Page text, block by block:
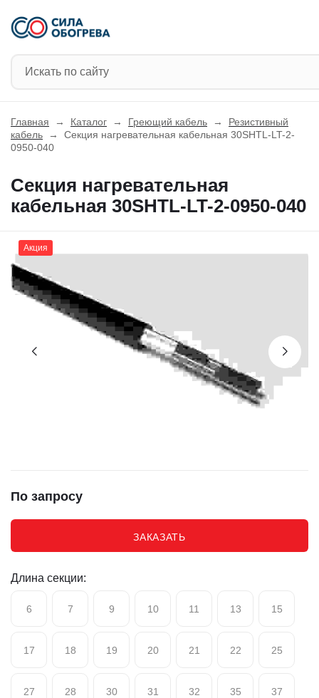
Главная → Каталог → Греющий кабель →
Резистивный
кабель
→
Секция нагревательная кабельная 30SHTL-LT-2-
0950-040
Секция нагревательная
кабельная 30SHTL-LT-2-0950-040
Акция
По запросу
ЗАКАЗАТЬ
Длина секции:
6 7 9 10 11 13 15
17 18 19 20 21 22 25
27 28 30 31 32 35 37